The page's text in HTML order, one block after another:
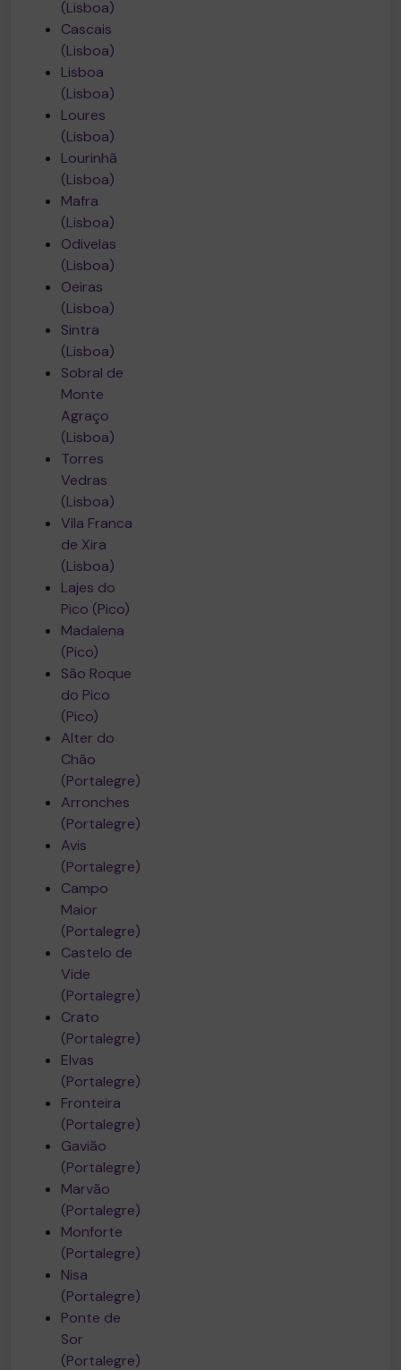
(Lisboa)
Cascais
(Lisboa)
Lisboa
(Lisboa)
Loures
(Lisboa)
Lourinhã
(Lisboa)
Mafra
(Lisboa)
Odivelas
(Lisboa)
Oeiras
(Lisboa)
Sintra
(Lisboa)
Sobral de
Monte
Agraço
(Lisboa)
Torres
Vedras
(Lisboa)
Vila Franca
de Xira
(Lisboa)
Lajes do
Pico (Pico)
Madalena
(Pico)
São Roque
do Pico
(Pico)
Alter do
Chão
(Portalegre)
Arronches
(Portalegre)
Avis
(Portalegre)
Campo
Maior
(Portalegre)
Castelo de
Vide
(Portalegre)
Crato
(Portalegre)
Elvas
(Portalegre)
Fronteira
(Portalegre)
Gavião
(Portalegre)
Marvão
(Portalegre)
Monforte
(Portalegre)
Nisa
(Portalegre)
Ponte de
Sor
(Portalegre)